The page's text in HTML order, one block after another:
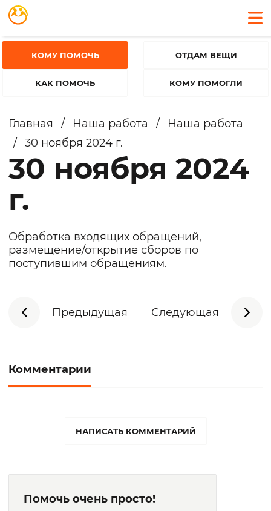
КОМУ ПОМОЧЬ
КАК ПОМОЧЬ
ОТДАМ ВЕЩИ
КОМУ ПОМОГЛИ
Главная / Наша работа /
Наша работа
/ 30 ноября 2024 г.
30 ноября 2024
г.
Обработка входящих обращений,
размещение/открытие сборов по
поступившим обращениям.
Предыдущая Следующая
Комментарии
НАПИСАТЬ КОММЕНТАРИЙ
Помочь очень просто!